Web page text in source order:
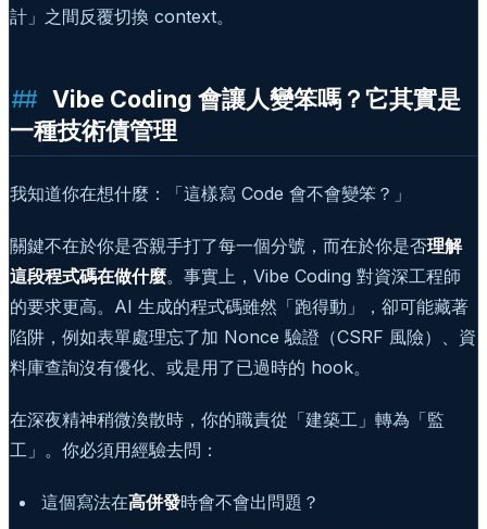
計」之間反覆切換 context。
Vibe Coding 會讓人變笨嗎？它其實是
一種技術債管理
我知道你在想什麼：「這樣寫 Code 會不會變笨？」
關鍵不在於你是否親手打了每一個分號，而在於你是否理解
這段程式碼在做什麼。事實上，Vibe Coding 對資深工程師
的要求更高。AI 生成的程式碼雖然「跑得動」，卻可能藏著
陷阱，例如表單處理忘了加 Nonce 驗證（CSRF 風險）、資
料庫查詢沒有優化、或是用了已過時的 hook。
在深夜精神稍微渙散時，你的職責從「建築工」轉為「監
工」。你必須用經驗去問：
這個寫法在高併發時會不會出問題？